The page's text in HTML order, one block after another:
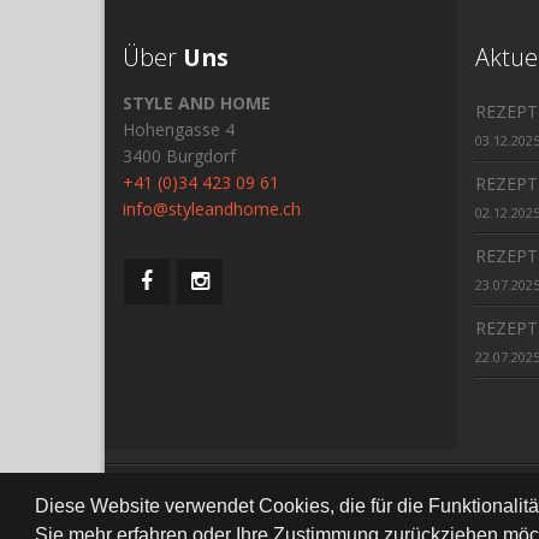
Diese Website verwendet Cookies, die für die
Sie mehr erfahren oder Ihre Zustimmung zurückziehen
Über Uns
STYLE AND HOME
Hohengasse 4
3400 Burgdorf
+41 (0)34 423 09 61
info@styleandhome.ch
REZEPT
03.12.2025
REZEPT
02.12.2025
REZEPT
23.07.2025
REZEPT
22.07.2025
All Right